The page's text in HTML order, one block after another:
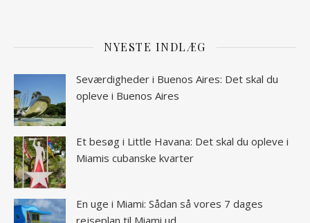
NYESTE INDLÆG
Seværdigheder i Buenos Aires: Det skal du
opleve i Buenos Aires
Et besøg i Little Havana: Det skal du opleve i
Miamis cubanske kvarter
En uge i Miami: Sådan så vores 7 dages